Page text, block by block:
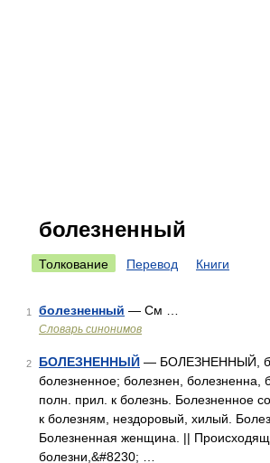
болезненный
Толкование Перевод Книги
1 болезненный — См …
Словарь синонимов
2 БОЛЕЗНЕННЫЙ — БОЛЕЗНЕННЫЙ,
болезненное; болезнен, болезненна,
полн. прил. к болезнь. Болезненное
к болезням, нездоровый, хилый.
Болезненная женщина. ||
болезни,&#8230; …